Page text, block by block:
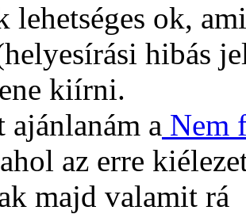
lehetséges ok,
hibás
kiírni.
a Nem
az erre
majd valamit rá